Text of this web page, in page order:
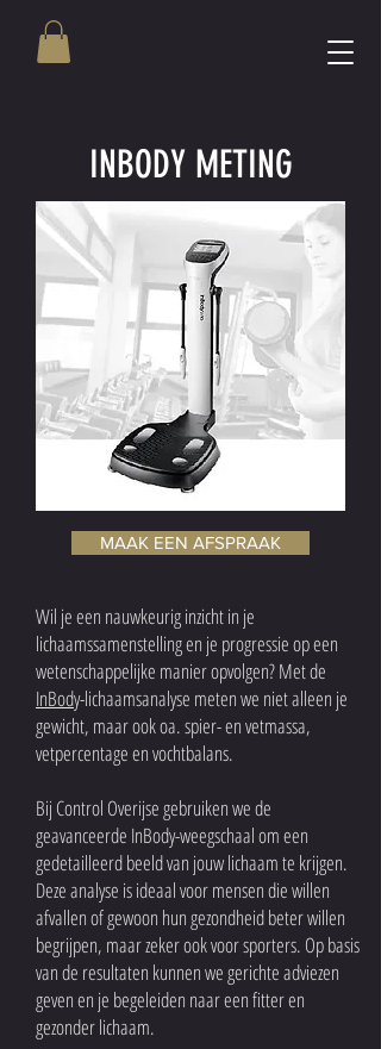
INBODY METING
MAAK EEN AFSPRAAK
Wil je een nauwkeurig inzicht in je
lichaamssamenstelling en je progressie op een
wetenschappelijke manier opvolgen? Met de
InBody-lichaamsanalyse meten we niet alleen je
gewicht, maar ook oa. spier- en vetmassa,
vetpercentage en vochtbalans.
Bij Control Overijse gebruiken we de
geavanceerde InBody-weegschaal om een
gedetailleerd beeld van jouw lichaam te krijgen.
Deze analyse is ideaal voor mensen die willen
afvallen of gewoon hun gezondheid beter willen
begrijpen, maar zeker ook voor sporters. Op basis
van de resultaten kunnen we gerichte adviezen
geven en je begeleiden naar een fitter en
gezonder lichaam.